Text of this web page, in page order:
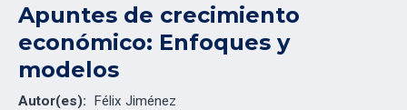
Apuntes de crecimiento
económico: Enfoques y
modelos
Autor(es): Félix Jiménez